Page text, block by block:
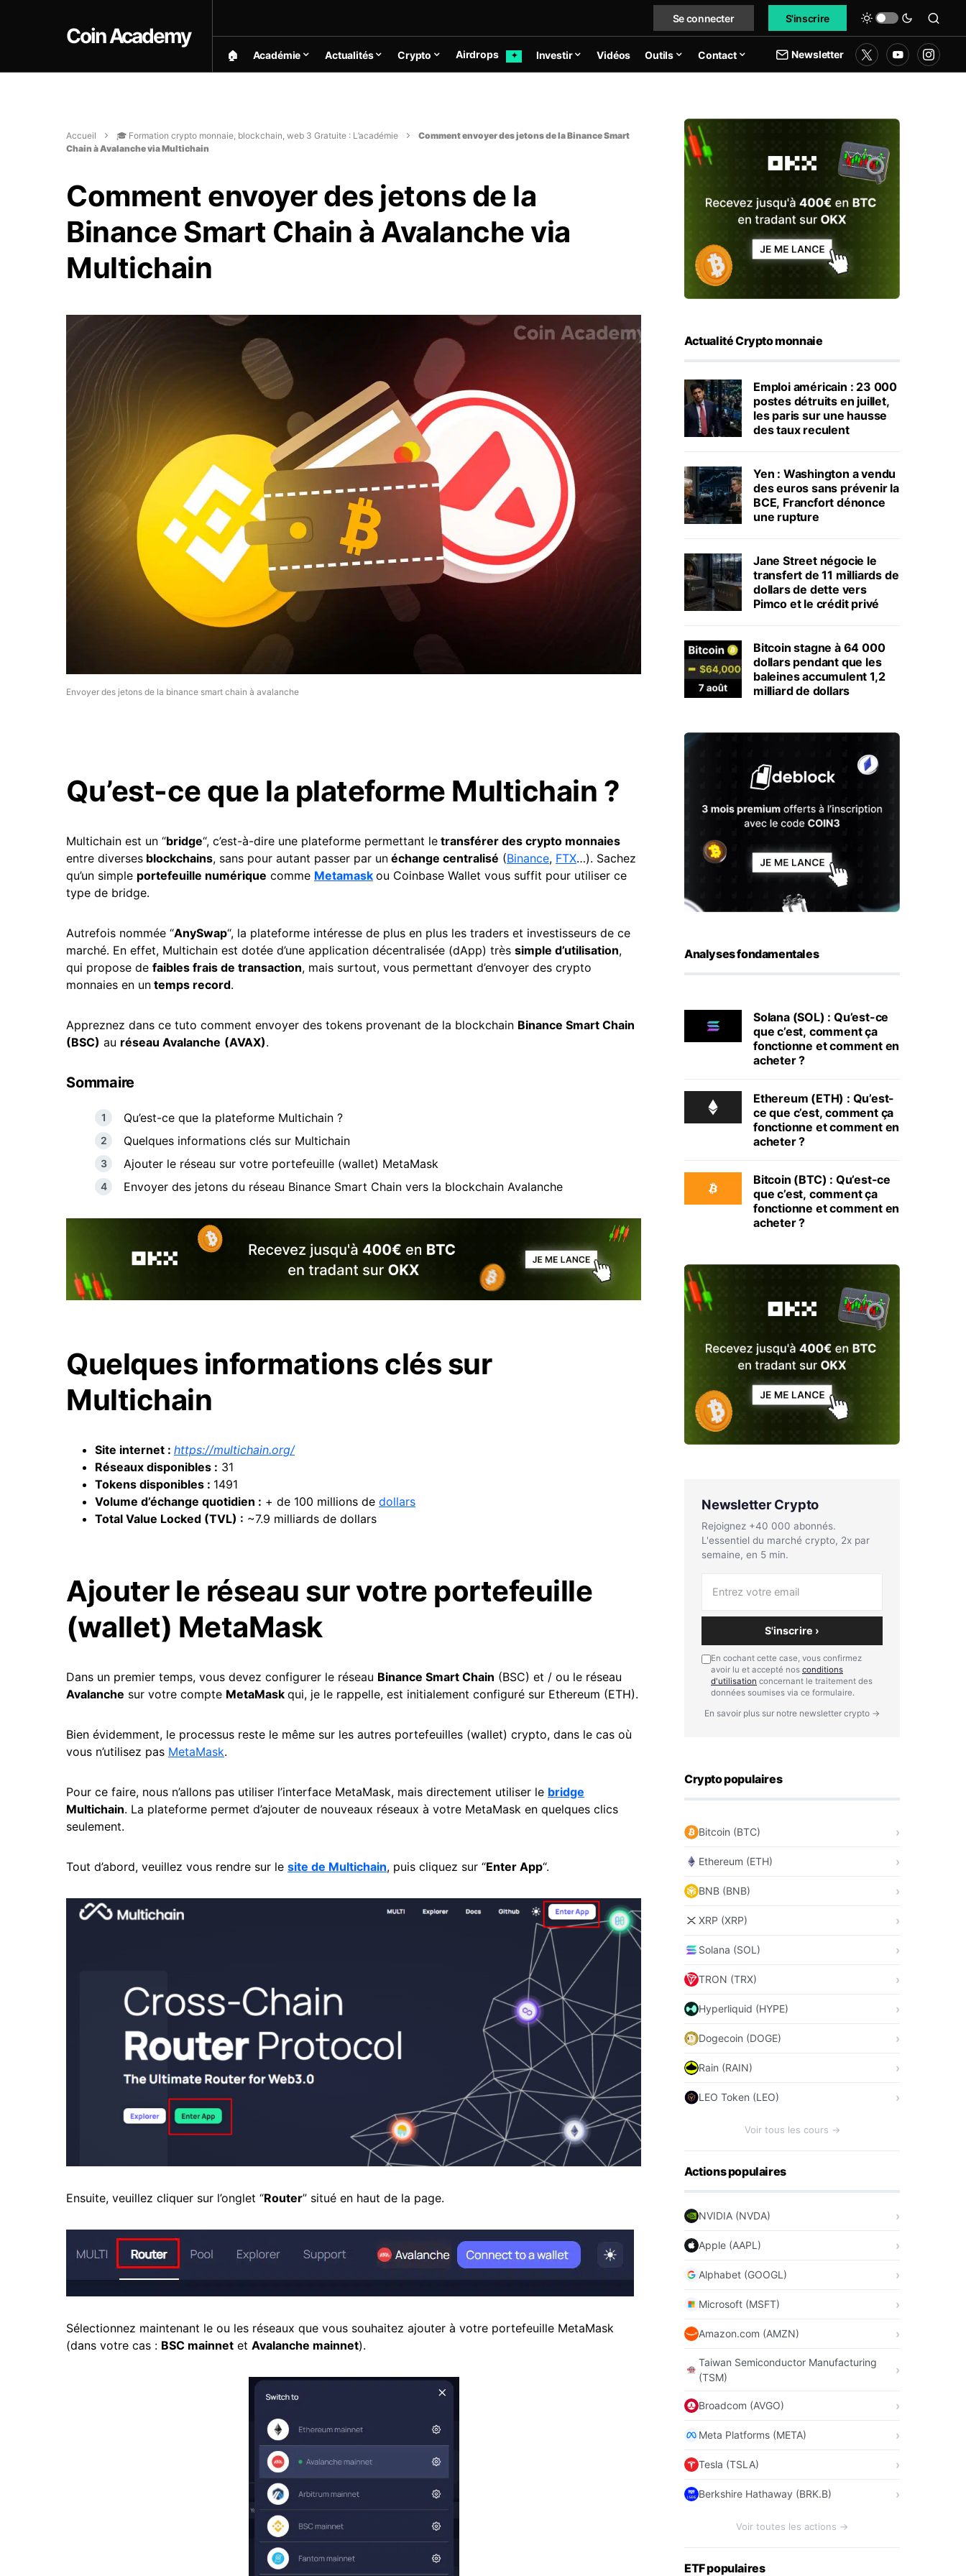
Coin Academy
Se connecter S'inscrire
🏠︎ Académie Actualités Crypto Airdrops ✦ Investir Vidéos Outils Contact Newsletter
Accueil 🎓 Formation crypto monnaie, blockchain, web 3 Gratuite : L’académie
Comment envoyer des jetons de la Binance Smart
Chain à Avalanche via Multichain
Comment envoyer des jetons de la
Binance Smart Chain à Avalanche via
Multichain
Envoyer des jetons de la binance smart chain à avalanche
Qu’est-ce que la plateforme Multichain ?
Multichain est un “bridge“, c’est-à-dire une plateforme permettant le transférer des crypto monnaies
entre diverses blockchains, sans pour autant passer par un échange centralisé (Binance, FTX…). Sachez
qu’un simple portefeuille numérique comme Metamask ou Coinbase Wallet vous suffit pour utiliser ce
type de bridge.
Autrefois nommée “AnySwap“, la plateforme intéresse de plus en plus les traders et investisseurs de ce
marché. En effet, Multichain est dotée d’une application décentralisée (dApp) très simple d’utilisation,
qui propose de faibles frais de transaction, mais surtout, vous permettant d’envoyer des crypto
monnaies en un temps record.
Appreznez dans ce tuto comment envoyer des tokens provenant de la blockchain Binance Smart Chain
(BSC) au réseau Avalanche (AVAX).
Sommaire
Qu’est-ce que la plateforme Multichain ?
Quelques informations clés sur Multichain
Ajouter le réseau sur votre portefeuille (wallet) MetaMask
Envoyer des jetons du réseau Binance Smart Chain vers la blockchain Avalanche
Quelques informations clés sur
Multichain
Site internet : https://multichain.org/
Réseaux disponibles : 31
Tokens disponibles : 1491
Volume d’échange quotidien : + de 100 millions de dollars
Total Value Locked (TVL) : ~7.9 milliards de dollars
Ajouter le réseau sur votre portefeuille
(wallet) MetaMask
Dans un premier temps, vous devez configurer le réseau Binance Smart Chain (BSC) et / ou le réseau
Avalanche sur votre compte MetaMask qui, je le rappelle, est initialement configuré sur Ethereum (ETH).
Bien évidemment, le processus reste le même sur les autres portefeuilles (wallet) crypto, dans le cas où
vous n’utilisez pas MetaMask.
Pour ce faire, nous n’allons pas utiliser l’interface MetaMask, mais directement utiliser le bridge
Multichain. La plateforme permet d’ajouter de nouveaux réseaux à votre MetaMask en quelques clics
seulement.
Tout d’abord, veuillez vous rendre sur le site de Multichain, puis cliquez sur “Enter App“.
Ensuite, veuillez cliquer sur l’onglet “Router” situé en haut de la page.
Sélectionnez maintenant le ou les réseaux que vous souhaitez ajouter à votre portefeuille MetaMask
(dans votre cas : BSC mainnet et Avalanche mainnet).
Actualité Crypto monnaie
Emploi américain : 23 000
postes détruits en juillet,
les paris sur une hausse
des taux reculent
Yen : Washington a vendu
des euros sans prévenir la
BCE, Francfort dénonce
une rupture
Jane Street négocie le
transfert de 11 milliards de
dollars de dette vers
Pimco et le crédit privé
Bitcoin stagne à 64 000
dollars pendant que les
baleines accumulent 1,2
milliard de dollars
Analyses fondamentales
Solana (SOL) : Qu’est-ce
que c’est, comment ça
fonctionne et comment en
acheter ?
Ethereum (ETH) : Qu’est-
ce que c’est, comment ça
fonctionne et comment en
acheter ?
Bitcoin (BTC) : Qu’est-ce
que c’est, comment ça
fonctionne et comment en
acheter ?
Newsletter Crypto
Rejoignez +40 000 abonnés.
L'essentiel du marché crypto, 2x par
semaine, en 5 min.
S'inscrire ›
En cochant cette case, vous confirmez
avoir lu et accepté nos conditions
d'utilisation concernant le traitement des
données soumises via ce formulaire.
En savoir plus sur notre newsletter crypto →
Crypto populaires
Bitcoin (BTC)
Ethereum (ETH)
BNB (BNB)
XRP (XRP)
Solana (SOL)
TRON (TRX)
Hyperliquid (HYPE)
Dogecoin (DOGE)
Rain (RAIN)
LEO Token (LEO)
Voir tous les cours →
Actions populaires
NVIDIA (NVDA)
Apple (AAPL)
Alphabet (GOOGL)
Microsoft (MSFT)
Amazon.com (AMZN)
Taiwan Semiconductor Manufacturing
(TSM)
Broadcom (AVGO)
Meta Platforms (META)
Tesla (TSLA)
Berkshire Hathaway (BRK.B)
Voir toutes les actions →
ETF populaires